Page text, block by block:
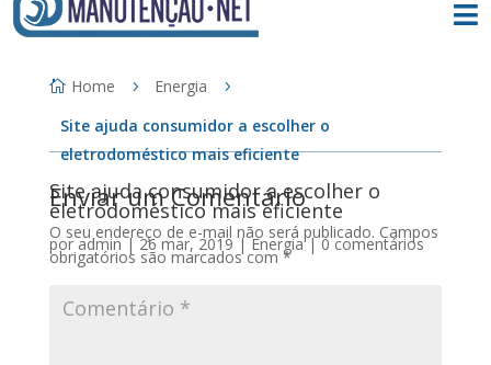

Home
Energia
Site ajuda consumidor a escolher o
eletrodoméstico mais eficiente
Site ajuda consumidor a escolher o
eletrodoméstico mais eficiente
poradmin|26 mar, 2019 |Energia|0 comentários
Enviar um Comentário
O seu endereço de e-mail não será publicado. Campos
obrigatórios são marcados com*